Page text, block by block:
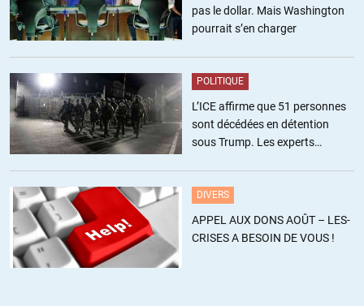
(https://www.letemps.ch/economie/2016/09/19/joseph-stiglitz-
prone-fin-leuro)
J’imagine qu’il fut pris d’effroi en découvrant que son livre
inspirait l’extrême droite fancaise, et qu’il s’est dépêché de signer
la première tribune venue pouyr se dédouaner. Parce que servir de
justification a MLP, c’est un coup a finir dabs un decodex, ca
madame.
Fourest/Laurent, ca marche.
+12 ALERTER
Pierre Tavernier //19.04.2017 à 13h32
pas le dollar. Mais Washington
pourrait s’en charger
POLITIQUE
L’ICE affirme que 51 personnes
sont décédées en détention
sous Trump. Les experts
DIVERS
APPEL AUX DONS AOÛT – LES-
CRISES A BESOIN DE VOUS !